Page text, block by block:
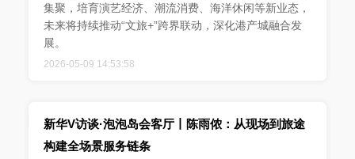
集聚，培育演艺经济、潮流消费、海洋休闲等新业态，
未来将持续推动“文旅+”跨界联动，深化港产城融合发
展。
2026-05-09 14:53:58
新华V访谈·泡泡岛会客厅丨陈雨侬：从现场到旅途
构建全场景服务链条